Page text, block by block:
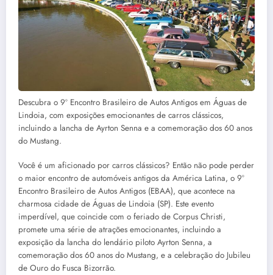
Descubra o 9º Encontro Brasileiro de Autos Antigos em Águas de
Lindoia, com exposições emocionantes de carros clássicos,
incluindo a lancha de Ayrton Senna e a comemoração dos 60 anos
do Mustang.
Você é um aficionado por carros clássicos? Então não pode perder
o maior encontro de automóveis antigos da América Latina, o 9º
Encontro Brasileiro de Autos Antigos (EBAA), que acontece na
charmosa cidade de Águas de Lindoia (SP). Este evento
imperdível, que coincide com o feriado de Corpus Christi,
promete uma série de atrações emocionantes, incluindo a
exposição da lancha do lendário piloto Ayrton Senna, a
comemoração dos 60 anos do Mustang, e a celebração do Jubileu
de Ouro do Fusca Bizorrão.